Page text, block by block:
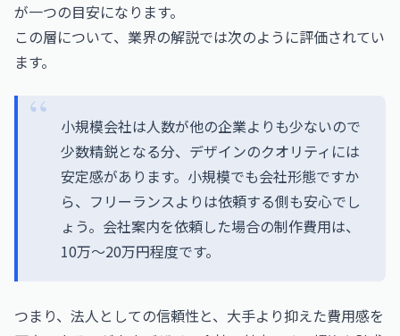
が一つの目安になります。
この層について、業界の解説では次のように評価されてい
ます。
小規模会社は人数が他の企業よりも少ないので
少数精鋭となる分、デザインのクオリティには
安定感があります。小規模でも会社形態ですか
ら、フリーランスよりは依頼する側も安心でし
ょう。会社案内を依頼した場合の制作費用は、
10万～20万円程度です。
つまり、法人としての信頼性と、大手より抑えた費用感を